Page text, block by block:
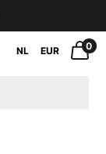
NL EUR 0